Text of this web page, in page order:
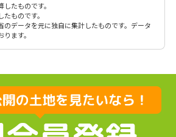
たものです。
ものです。
データを元に独自に集計したものです。データ
ます。